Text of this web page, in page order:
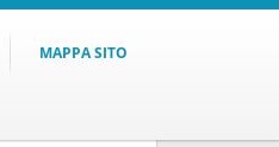
MAPPA SITO